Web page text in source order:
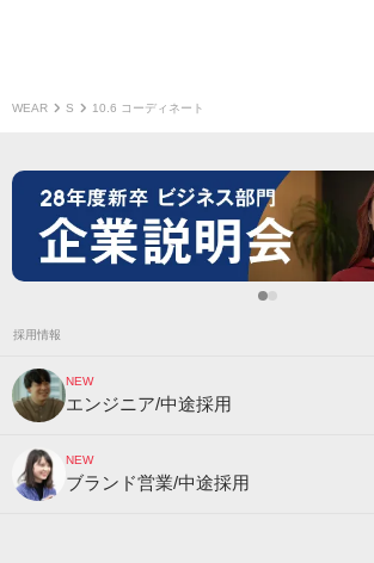
WEAR S 10.6 コーディネート
採用情報
NEW
エンジニア/中途採用
NEW
ブランド営業/中途採用